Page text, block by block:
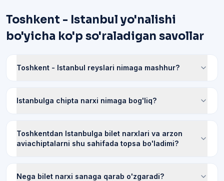
Toshkent - Istanbul yo'nalishi
bo'yicha ko'p so'raladigan savollar
Toshkent - Istanbul reyslari nimaga mashhur?
Istanbulga chipta narxi nimaga bog'liq?
Toshkentdan Istanbulga bilet narxlari va arzon
aviachiptalarni shu sahifada topsa bo'ladimi?
Nega bilet narxi sanaga qarab o'zgaradi?